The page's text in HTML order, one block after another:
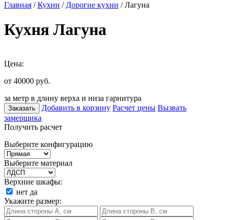
Главная /Кухни / Дорогие кухни / Лагуна
Кухня Лагуна
Цена:
от 40000 руб.
за метр в длину верха и низа гарнитура
Заказать Добавить в корзину Расчет цены Вызвать
замерщика
Получить расчет
Выберите конфигурацию
Выберите материал
Верхние шкафы:
нет да
Укажите размер: